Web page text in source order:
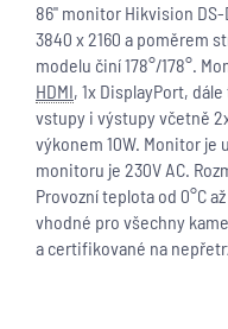
86" monitor Hikvision
3840 x 2160 a poměrem
modelu činí 178°/178°.
HDMI, 1x DisplayPort,
vstupy i výstupy včetně
výkonem 10W. Monitor je
monitoru je 230V AC.
Provozní teplota od 0°C
vhodné pro všechny
a certifikované na